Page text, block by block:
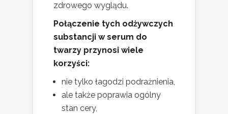
zdrowego wyglądu.
Połączenie tych odżywczych
substancji w serum do
twarzy przynosi wiele
korzyści:
nie tylko łagodzi podrażnienia,
ale także poprawia ogólny
stan cery,